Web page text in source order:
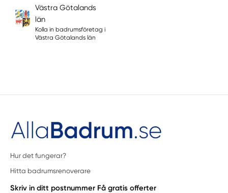
Västra Götalands
län
Kolla in badrumsföretag i
Västra Götalands län
Hur det fungerar?
Hitta badrumsrenoverare
Skriv in ditt postnummer Få gratis offerter